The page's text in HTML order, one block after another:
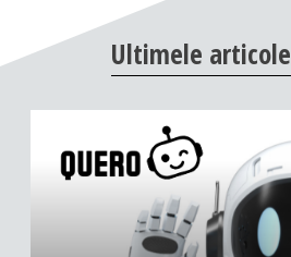
Ultimele articole